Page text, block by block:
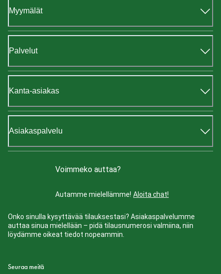
Myymälät
Palvelut
Kanta-asiakas
Asiakaspalvelu
Voimmeko auttaa?
Autamme mielellämme! Aloita chat!
Onko sinulla kysyttävää tilauksestasi? Asiakaspalvelumme
auttaa sinua mielellään – pidä tilausnumerosi valmiina, niin
löydämme oikeat tiedot nopeammin.
Seuraa meitä